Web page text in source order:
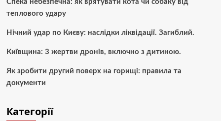
Спека небезпечна: як врятувати кота чи собаку від
теплового удару
Нічний удар по Києву: наслідки ліквідації. Загиблий.
Київщина: 3 жертви дронів, включно з дитиною.
Як зробити другий поверх на горищі: правила та
документи
Категорії